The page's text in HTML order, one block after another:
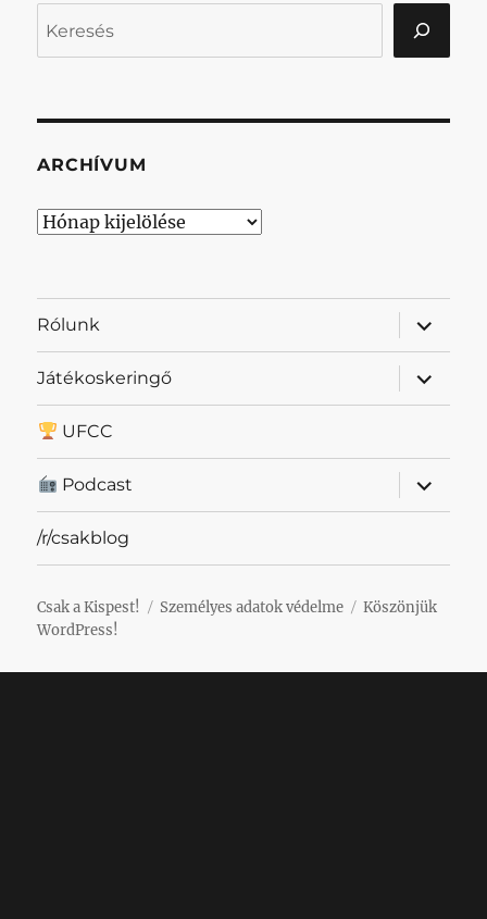
ARCHÍVUM
Archívum
Rólunk
almenü
Játékoskeringő
almenü
UFCC
Podcast
almenü
/r/csakblog
Csak a Kispest! Személyes adatok védelme
Köszönjük
WordPress!